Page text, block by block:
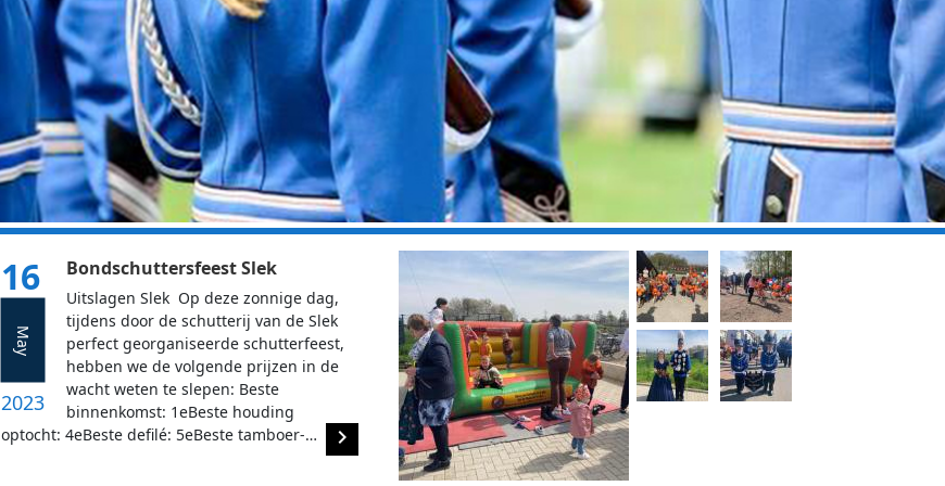
16
May
2023
Bondschuttersfeest Slek
Uitslagen Slek Op deze zonnige dag,
tijdens door de schutterij van de Slek
perfect georganiseerde schutterfeest,
hebben we de volgende prijzen in de
wacht weten te slepen: Beste
binnenkomst: 1eBeste houding
optocht: 4eBeste defilé: 5eBeste tamboer-…
navigate_next